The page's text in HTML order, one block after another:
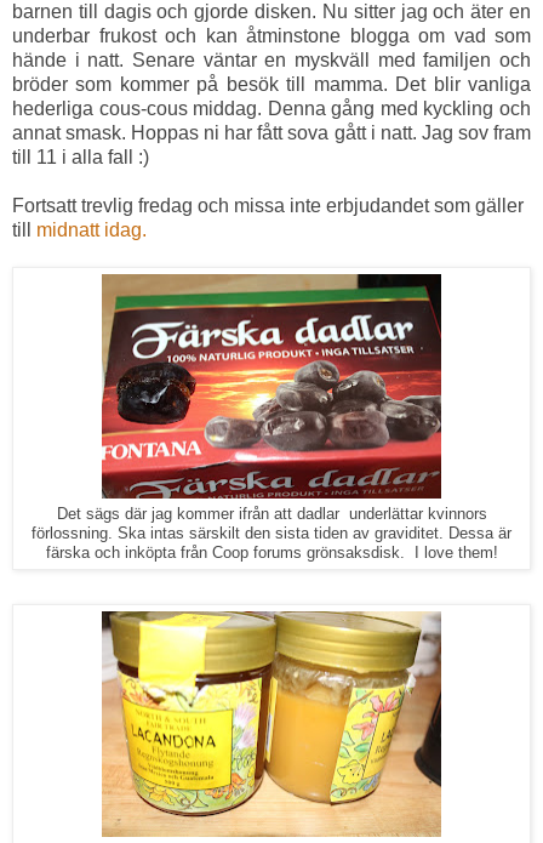
barnen till dagis och gjorde disken. Nu sitter jag och äter en
underbar frukost och kan åtminstone blogga om vad som
hände i natt. Senare väntar en myskväll med familjen och
bröder som kommer på besök till mamma. Det blir vanliga
hederliga cous-cous middag. Denna gång med kyckling och
annat smask. Hoppas ni har fått sova gått i natt. Jag sov fram
till 11 i alla fall :)
Fortsatt trevlig fredag och missa inte erbjudandet som gäller
till midnatt idag.
Det sägs där jag kommer ifrån att dadlar underlättar kvinnors
förlossning. Ska intas särskilt den sista tiden av graviditet. Dessa är
färska och inköpta från Coop forums grönsaksdisk. I love them!